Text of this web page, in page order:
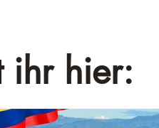
ihr hier: